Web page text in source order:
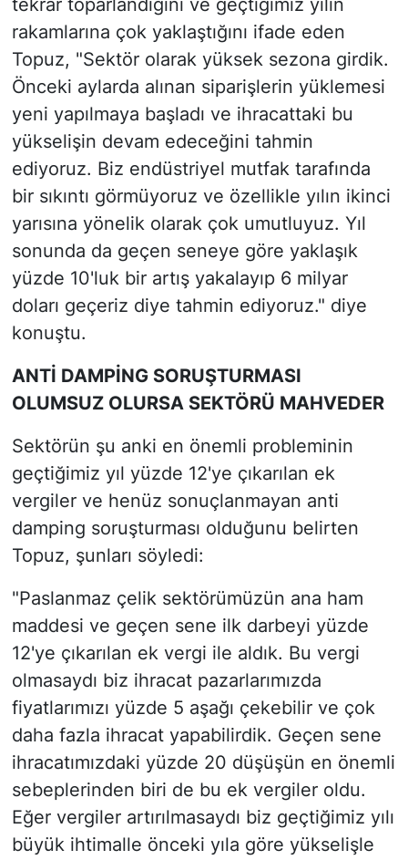
tekrar toparlandığını ve geçtiğimiz yılın
rakamlarına çok yaklaştığını ifade eden
Topuz, "Sektör olarak yüksek sezona girdik.
Önceki aylarda alınan siparişlerin yüklemesi
yeni yapılmaya başladı ve ihracattaki bu
yükselişin devam edeceğini tahmin
ediyoruz. Biz endüstriyel mutfak tarafında
bir sıkıntı görmüyoruz ve özellikle yılın ikinci
yarısına yönelik olarak çok umutluyuz. Yıl
sonunda da geçen seneye göre yaklaşık
yüzde 10'luk bir artış yakalayıp 6 milyar
doları geçeriz diye tahmin ediyoruz." diye
konuştu.
ANTİ DAMPİNG SORUŞTURMASI
OLUMSUZ OLURSA SEKTÖRÜ MAHVEDER
Sektörün şu anki en önemli probleminin
geçtiğimiz yıl yüzde 12'ye çıkarılan ek
vergiler ve henüz sonuçlanmayan anti
damping soruşturması olduğunu belirten
Topuz, şunları söyledi:
"Paslanmaz çelik sektörümüzün ana ham
maddesi ve geçen sene ilk darbeyi yüzde
12'ye çıkarılan ek vergi ile aldık. Bu vergi
olmasaydı biz ihracat pazarlarımızda
fiyatlarımızı yüzde 5 aşağı çekebilir ve çok
daha fazla ihracat yapabilirdik. Geçen sene
ihracatımızdaki yüzde 20 düşüşün en önemli
sebeplerinden biri de bu ek vergiler oldu.
Eğer vergiler artırılmasaydı biz geçtiğimiz yılı
büyük ihtimalle önceki yıla göre yükselişle